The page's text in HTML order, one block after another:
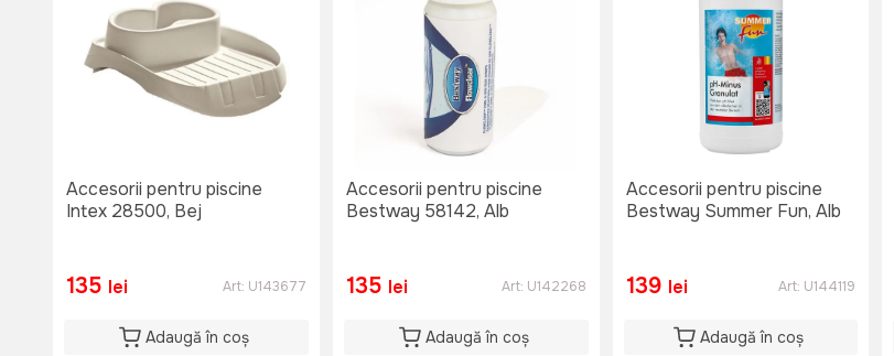
Accesorii pentru piscine
Intex 28500, Bej
135 lei Art: U143677
Adaugă în coș
Accesorii pentru piscine
Bestway 58142, Alb
135 lei Art: U142268
Adaugă în coș
Accesorii pentru piscine
Bestway Summer Fun, Alb
139 lei Art: U144119
Adaugă în coș